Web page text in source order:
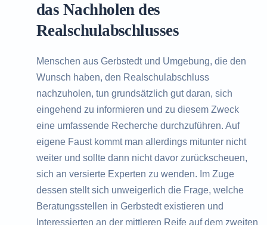
das Nachholen des
Realschulabschlusses
Menschen aus Gerbstedt und Umgebung, die den
Wunsch haben, den Realschulabschluss
nachzuholen, tun grundsätzlich gut daran, sich
eingehend zu informieren und zu diesem Zweck
eine umfassende Recherche durchzuführen. Auf
eigene Faust kommt man allerdings mitunter nicht
weiter und sollte dann nicht davor zurückscheuen,
sich an versierte Experten zu wenden. Im Zuge
dessen stellt sich unweigerlich die Frage, welche
Beratungsstellen in Gerbstedt existieren und
Interessierten an der mittleren Reife auf dem zweiten